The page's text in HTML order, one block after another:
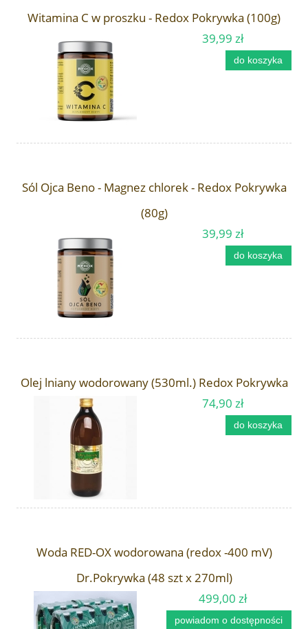
Witamina C w proszku - Redox Pokrywka (100g)
39,99 zł
do koszyka
Sól Ojca Beno - Magnez chlorek - Redox Pokrywka
(80g)
39,99 zł
do koszyka
Olej lniany wodorowany (530ml.) Redox Pokrywka
74,90 zł
do koszyka
Woda RED-OX wodorowana (redox -400 mV)
Dr.Pokrywka (48 szt x 270ml)
499,00 zł
powiadom o dostępności